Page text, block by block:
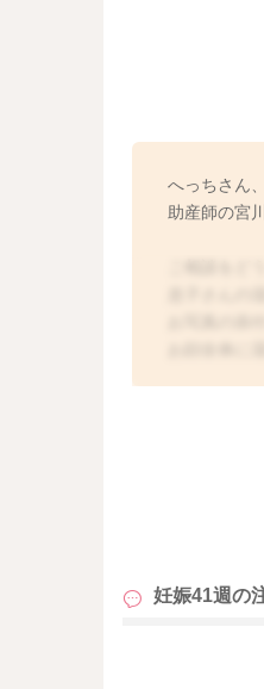
へっちさん
助産師の宮
お写真の添
お顔全体に
ガーゼを使
石鹸を泡立
どうぞよろ
妊娠41週の